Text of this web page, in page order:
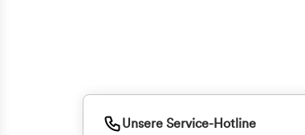
Unsere Service-Hotline